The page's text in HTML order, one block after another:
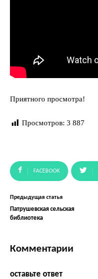
Приятного просмотра!
Просмотров: 3 887
FACEBOOK
Предыдущая статья
Патрушевская сельская
библиотека
Комментарии
оставьте ответ